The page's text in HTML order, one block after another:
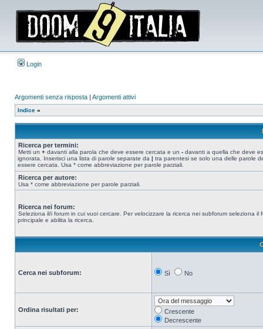
Login
Argomenti senza risposta | Argomenti attivi
Indice »
Ricerca per termini:
Metti un + davanti alla parola che deve essere cercata e un - davanti a quella che deve
ignorata. Inserisci una lista di parole separate da | tra parentesi se solo una delle parole
essere cercata. Usa * come abbreviazione per parole parziali.
Ricerca per autore:
Usa * come abbreviazione per parole parziali.
Ricerca nei forum:
Seleziona il/i forum in cui vuoi cercare. Per velocizzare la ricerca nei subforum seleziona il
principale e abilita la ricerca.
Cerca nei subforum: Sì No
Ordina risultati per:
Crescente
Decrescente